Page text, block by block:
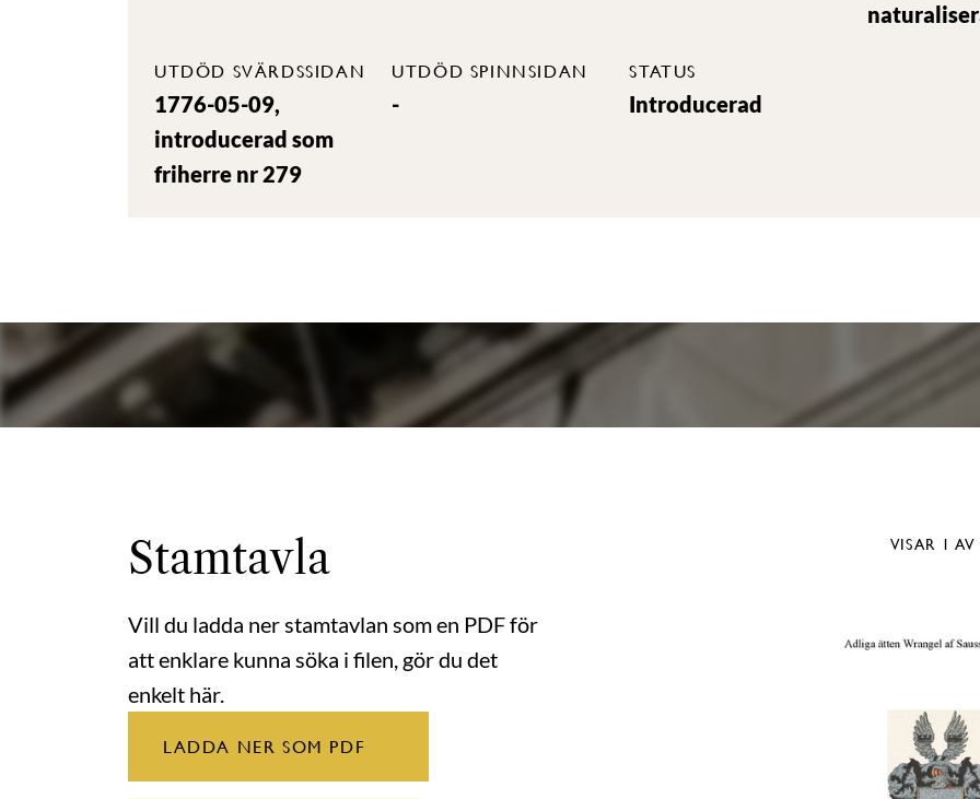
UTDÖD SVÄRDSSIDAN
1776-05-09,
introducerad som
friherre nr 279
UTDÖD SPINNSIDAN
-
STATUS
Introducerad
Stamtavla
Vill du ladda ner stamtavlan som en PDF för
att enklare kunna söka i filen, gör du det
enkelt här.
LADDA NER SOM PDF
VISAR 1